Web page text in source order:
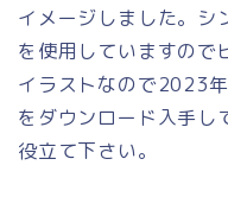
イメージしました。シ
を使用していますので
イラストなので2023
をダウンロード入手し
役立て下さい。